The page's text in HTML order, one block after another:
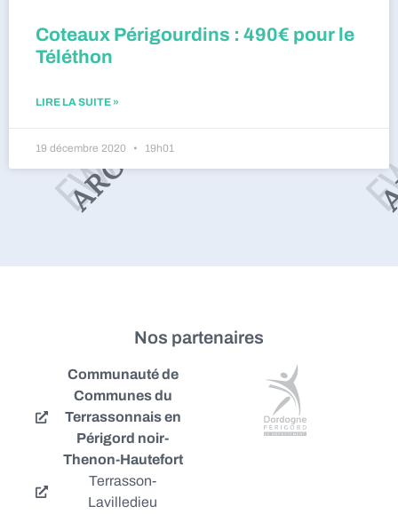
Coteaux Périgourdins : 490€ pour le
Téléthon
LIRE LA SUITE »
19 décembre 2020 19h01
Nos partenaires
Communauté de
Communes du
Terrassonnais en
Périgord noir-
Thenon-Hautefort
Terrasson-
Lavilledieu